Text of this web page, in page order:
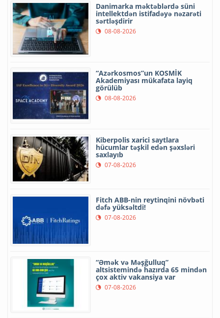
Danimarka məktəblərdə süni
intellektdən istifadəyə nəzarəti
sərtləşdirir
08-08-2026
“Azərkosmos”un KOSMİK
Akademiyası mükafata layiq
görülüb
08-08-2026
Kiberpolis xarici saytlara
hücumlar təşkil edən şəxsləri
saxlayıb
07-08-2026
Fitch ABB-nin reytinqini növbəti
dəfə yüksəltdi!
07-08-2026
“Əmək və Məşğulluq”
altsistemində hazırda 65 mindən
çox aktiv vakansiya var
07-08-2026